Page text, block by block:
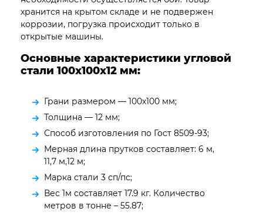
хранится на крытом складе и не подвержен
коррозии, погрузка происходит только в
открытые машины.
Основные характеристики угловой
стали 100х100х12 мм:
Грани размером — 100х100 мм;
Толщина — 12 мм;
Способ изготовления по Гост 8509-93;
Мерная длина прутков составляет: 6 м,
11,7 м,12 м;
Марка стали 3 сп/пс;
Вес 1м составляет 17.9 кг. Количество
метров в тонне – 55.87;